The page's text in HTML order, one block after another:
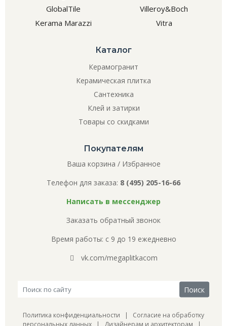
GlobalTile
Kerama Marazzi
Villeroy&Boch
Vitra
Каталог
Керамогранит
Керамическая плитка
Сантехника
Клей и затирки
Товары со скидками
Покупателям
Ваша корзина / Избранное
Телефон для заказа: 8 (495) 205-16-66
Написать в мессенджер
Заказать обратный звонок
Время работы: с 9 до 19 ежедневно
vk.com/megaplitkacom
Политика конфиденциальности | Согласие на обработку